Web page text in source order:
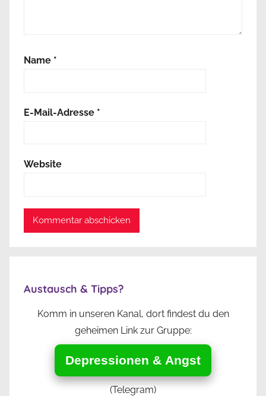
Name *
E-Mail-Adresse *
Website
Austausch & Tipps?
Komm in unseren Kanal, dort findest du den
geheimen Link zur Gruppe:
Depressionen & Angst
(Telegram)